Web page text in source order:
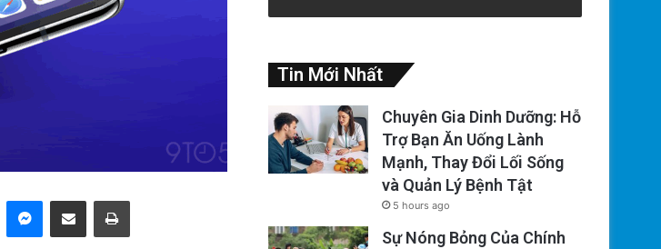
Messenger
Share via Email Print
Tin Mới Nhất
Chuyên Gia Dinh Dưỡng: Hỗ
Trợ Bạn Ăn Uống Lành
Mạnh, Thay Đổi Lối Sống
và Quản Lý Bệnh Tật
5 hours ago
Sự Nóng Bỏng Của Chính